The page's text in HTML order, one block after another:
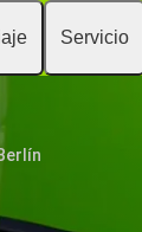
Servicio